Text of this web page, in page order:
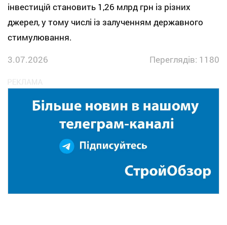
інвестицій становить 1,26 млрд грн із різних
джерел, у тому числі із залученням державного
стимулювання.
3.07.2026
Переглядів: 1180